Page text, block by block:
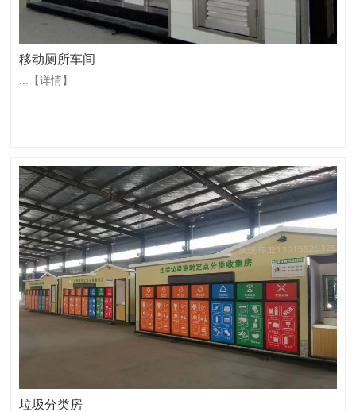
移动厕所车间
... 【详情】
垃圾分类房